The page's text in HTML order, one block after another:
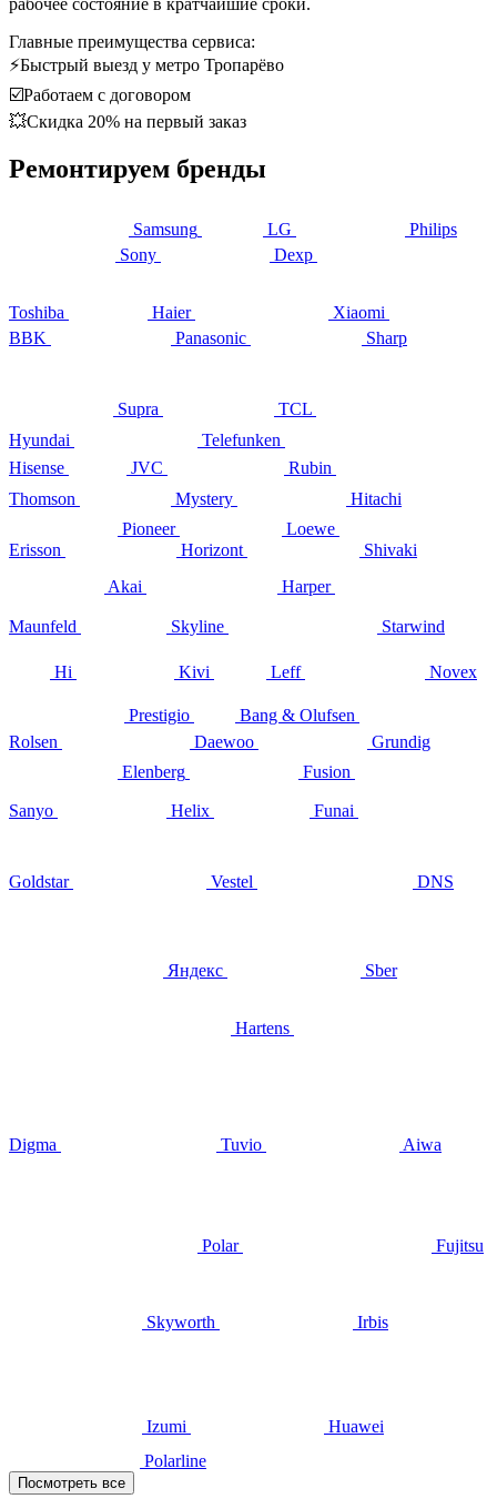
рабочее состояние в кратчайшие сроки.
Главные преимущества сервиса:
⚡Быстрый выезд у метро Тропарёво
☑️Работаем с договором
💥Скидка 20% на первый заказ
Ремонтируем бренды
Samsung LG
Philips
Sony
Dexp
Toshiba Haier
Xiaomi
BBK
Panasonic Sharp
Supra
TCL
Hyundai
Telefunken
Hisense
JVC
Rubin
Thomson
Mystery
Hitachi
Pioneer
Loewe
Erisson
Horizont
Shivaki
Akai
Harper
Maunfeld Skyline Starwind
Hi Kivi Leff Novex
Prestigio
Bang & Olufsen
Rolsen
Daewoo
Grundig
Elenberg
Fusion
Sanyo Helix Funai
Goldstar Vestel DNS
Яндекс Sber
Hartens
Digma Tuvio Aiwa
Polar Fujitsu
Skyworth Irbis
Izumi
Huawei
Polarline
Посмотреть все